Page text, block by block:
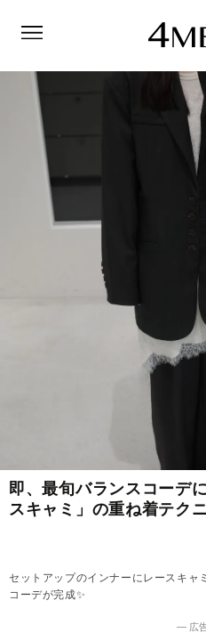
即、最旬バランスコーデ
スキャミ」の重ね着テク
セットアップのインナーにレースキャ
コーデが完成✨
― 広